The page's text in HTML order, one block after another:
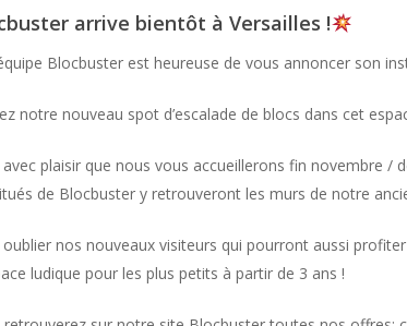
arrive bientôt à Versailles !
Blocbuster est heureuse de vous annoncer son
notre nouveau spot d’escalade de blocs dans cet
avec plaisir que nous vous accueillerons fin novembre
de Blocbuster y retrouveront les murs de notre
oublier nos nouveaux visiteurs qui pourront aussi
ludique pour les plus petits à partir de 3 ans !